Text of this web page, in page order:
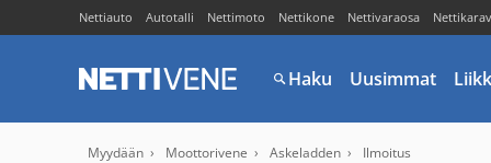
Nettiauto Autotalli Nettimoto Nettikone Nettivaraosa
Haku Uusimmat
Myydään Moottorivene Askeladden Ilmoitus